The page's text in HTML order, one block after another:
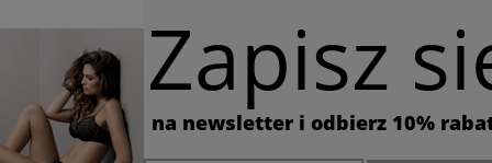
Wysyłka w: 24 godziny
Zapisz
na newsletter i odbierz 10%